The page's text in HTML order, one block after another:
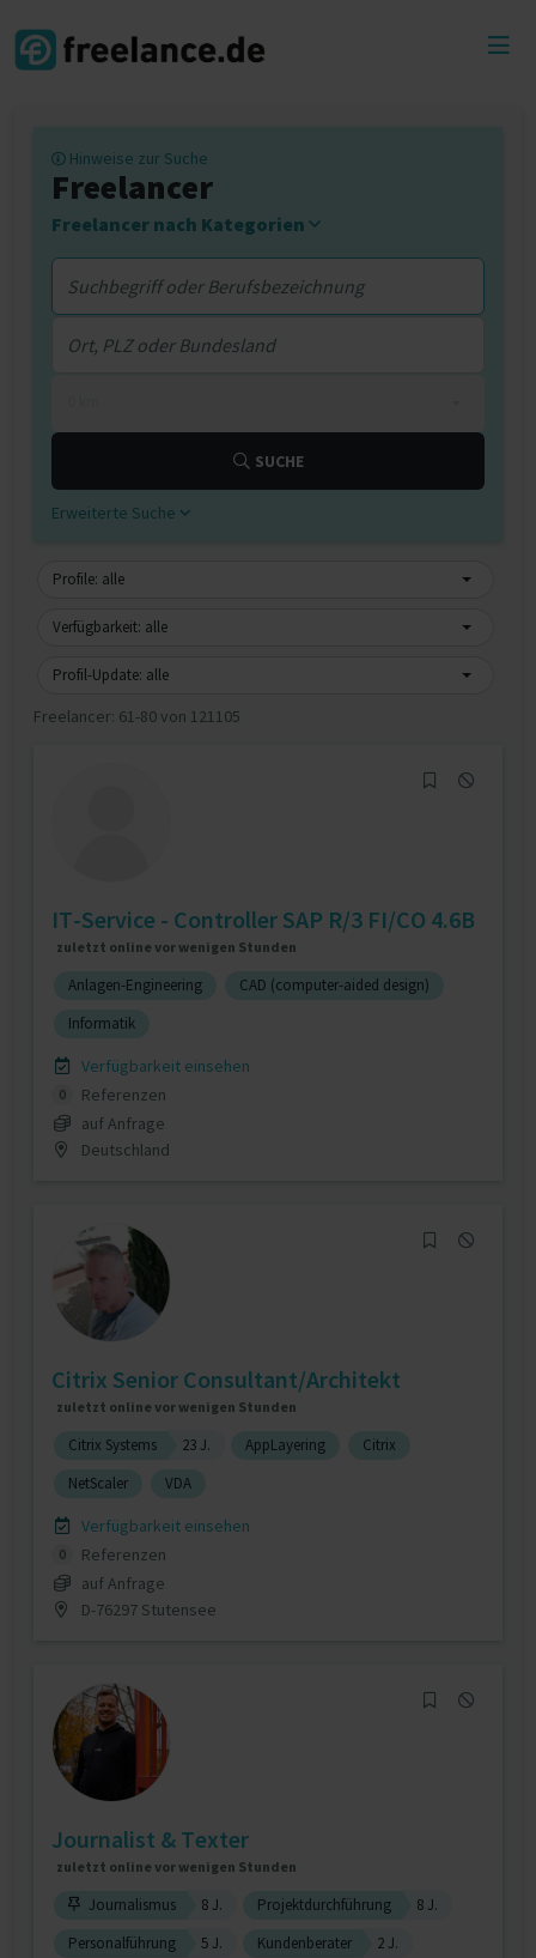
Hinweise zur Suche
Freelancer
Freelancer nach Kategorien
SUCHE
Erweiterte Suche
Profile: alle
Verfügbarkeit: alle
Profil-Update: alle
Freelancer: 61-80 von 121105
IT-Service - Controller SAP R/3 FI/CO 4.6B
zuletzt online vor wenigen Stunden
Anlagen-Engineering
CAD (computer-aided design)
Informatik
Verfügbarkeit einsehen
0
Referenzen
auf Anfrage
Deutschland
Citrix Senior Consultant/Architekt
zuletzt online vor wenigen Stunden
Citrix Systems 23 J. AppLayering
Citrix
NetScaler
VDA
Verfügbarkeit einsehen
0
Referenzen
auf Anfrage
D-76297 Stutensee
Journalist & Texter
zuletzt online vor wenigen Stunden
Journalismus 8 J. Projektdurchführung
8 J.
Personalführung
5 J. Kundenberater 2 J.